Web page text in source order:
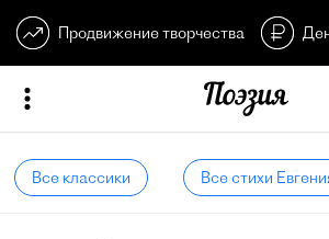
Продвижение творчества
Все классики Все стихи